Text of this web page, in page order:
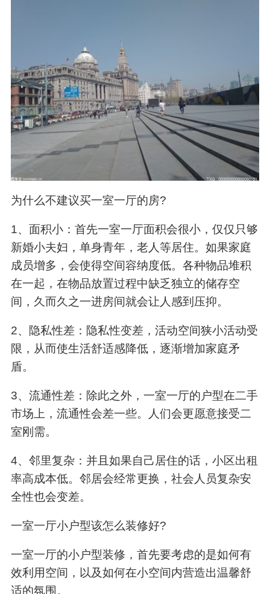
为什么不建议买一室一厅的房?
1、面积小：首先一室一厅面积会很小，仅仅只够
新婚小夫妇，单身青年，老人等居住。如果家庭
成员增多，会使得空间容纳度低。各种物品堆积
在一起，在物品放置过程中缺乏独立的储存空
间，久而久之一进房间就会让人感到压抑。
2、隐私性差：隐私性变差，活动空间狭小活动受
限，从而使生活舒适感降低，逐渐增加家庭矛
盾。
3、流通性差：除此之外，一室一厅的户型在二手
市场上，流通性会差一些。人们会更愿意接受二
室刚需。
4、邻里复杂：并且如果自己居住的话，小区出租
率高成本低。邻居会经常更换，社会人员复杂安
全性也会变差。
一室一厅小户型该怎么装修好?
一室一厅的小户型装修，首先要考虑的是如何有
效利用空间，以及如何在小空间内营造出温馨舒
适的氛围。